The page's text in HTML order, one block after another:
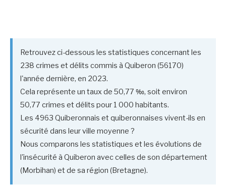
Retrouvez ci-dessous les statistiques concernant les
238 crimes et délits commis à Quiberon (56170)
l'année dernière, en 2023.
Cela représente un taux de 50,77 ‰, soit environ
50,77 crimes et délits pour 1 000 habitants.
Les 4963 Quiberonnais et quiberonnaises vivent-ils en
sécurité dans leur ville moyenne ?
Nous comparons les statistiques et les évolutions de
l'insécurité à Quiberon avec celles de son département
(Morbihan) et de sa région (Bretagne).